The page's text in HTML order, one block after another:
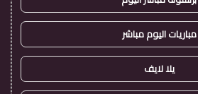
مباريات اليوم مباشر
يلا لايف